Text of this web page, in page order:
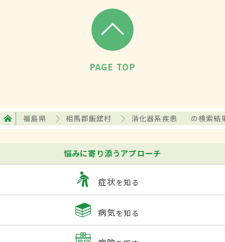
PAGE TOP
福島県 相馬郡飯舘村 消化器系疾患 の検索結
悩みに寄り添うアプローチ
症状を知る
病気を知る